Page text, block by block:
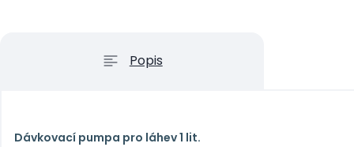
Popis
Dávkovací pumpa pro láhev 1 lit.